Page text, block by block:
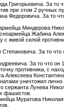
Григорьевича. За то
при этом 2 ручных
Федоровича. За то
Миндерова
Жабина
живой силой
За то
За то что
противника, с
уничтожил лично
Лунева
фашистов.
Муратова